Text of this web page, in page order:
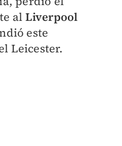
al Liverpool
este
Leicester.